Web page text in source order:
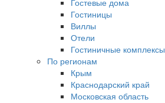
Гостевые дома
Гостиницы
Виллы
Отели
Гостиничные комплексы
По регионам
Крым
Краснодарский край
Московская область